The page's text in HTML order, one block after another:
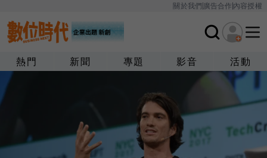
關於我們廣告合作內容授權
熱門 新聞 專題 影音 活動